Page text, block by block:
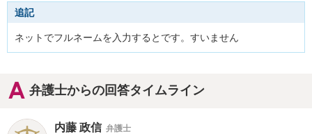
追記
ネットでフルネームを入力するとです。すいません
弁護士からの回答タイムライン
内藤 政信 弁護士